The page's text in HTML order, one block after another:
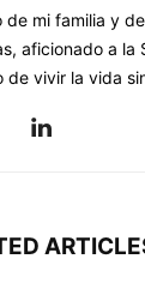
de mi familia y
aficionado a la
de vivir la vida